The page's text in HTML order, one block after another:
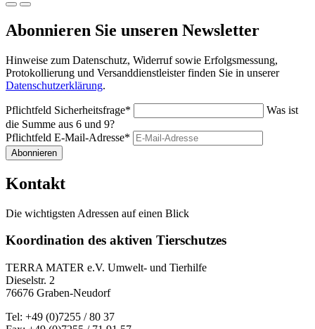
Abonnieren Sie unseren Newsletter
Hinweise zum Datenschutz, Widerruf sowie Erfolgsmessung,
Protokollierung und Versanddienstleister finden Sie in unserer
Datenschutzerklärung.
Pflichtfeld Sicherheitsfrage*
Was ist
die Summe aus 6 und 9?
Pflichtfeld E-Mail-Adresse*
Abonnieren
Kontakt
Die wichtigsten Adressen auf einen Blick
Koordination des aktiven Tierschutzes
TERRA MATER e.V. Umwelt- und Tierhilfe
Dieselstr. 2
76676 Graben-Neudorf
Tel: +49 (0)7255 / 80 37